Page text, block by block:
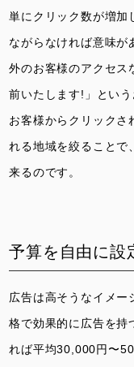
単にクリック数が増加
ながらなければ意味が
外のお客様のアクセス
前いたします!」とい
お客様からクリックさ
れる地域を絞ることで
来るのです。
予算を自由に設
広告は高そうなイメー
格で効果的に広告を持
れば平均30,000円〜